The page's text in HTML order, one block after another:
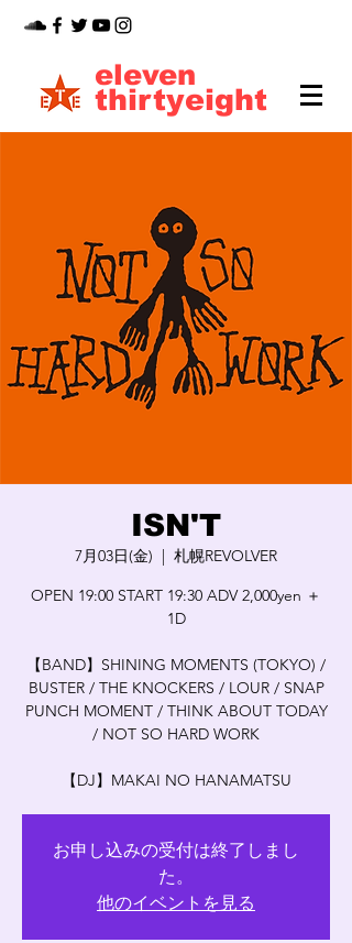
thirtyeight
eleven
ISN'T
7月03日(金)
  |
札幌REVOLVER
OPEN 19:00 START 19:30 ADV 2,000yen ＋
1D
【BAND】SHINING MOMENTS (TOKYO) /
BUSTER / THE KNOCKERS / LOUR / SNAP
PUNCH MOMENT / THINK ABOUT TODAY
/ NOT SO HARD WORK
【DJ】MAKAI NO HANAMATSU
お申し込みの受付は終了しまし
た。
他のイベントを見る